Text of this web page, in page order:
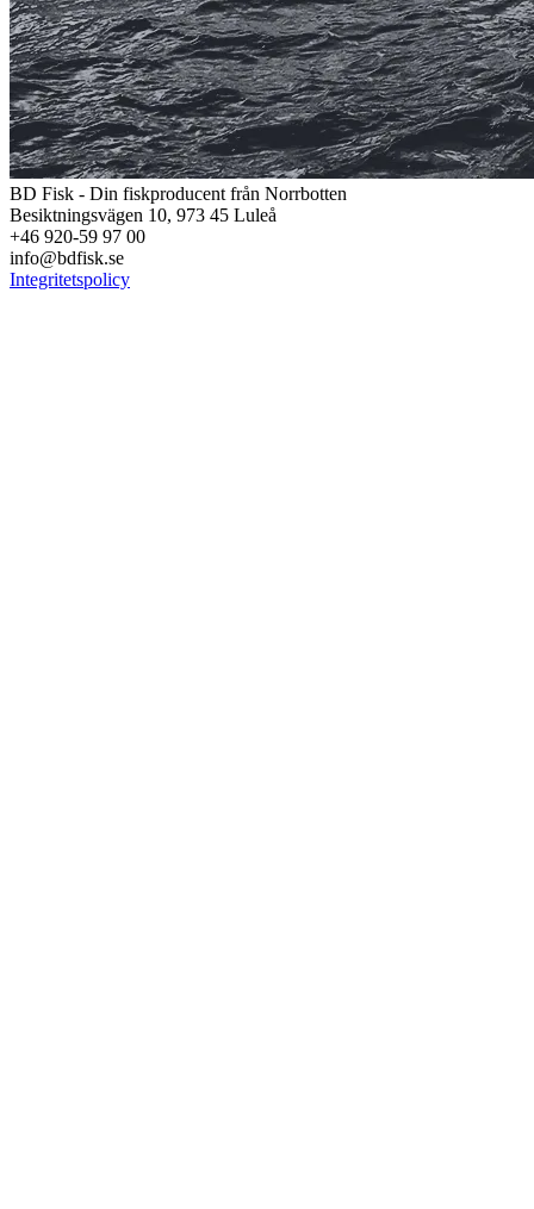
BD Fisk - Din fiskproducent från Norrbotten
Besiktningsvägen 10, 973 45 Luleå
+46 920-59 97 00
info@bdfisk.se
Integritetspolicy